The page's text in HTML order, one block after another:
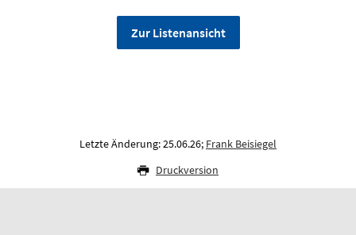
Zur Listenansicht
Letzte Änderung: 25.06.26; Frank Beisiegel
Druckversion